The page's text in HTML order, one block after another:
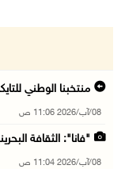
منتخبنا الوطني
08/آب/2026 11:06 ص
"فانا": الثقافة
08/آب/2026 11:04 ص